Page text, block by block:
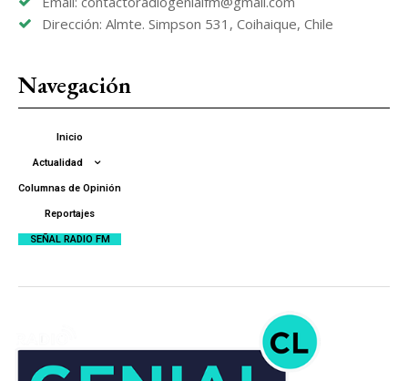
Dirección: Almte. Simpson 531, Coihaique, Chile
Navegación
Inicio
Actualidad
Columnas de Opinión
Reportajes
SEÑAL RADIO FM